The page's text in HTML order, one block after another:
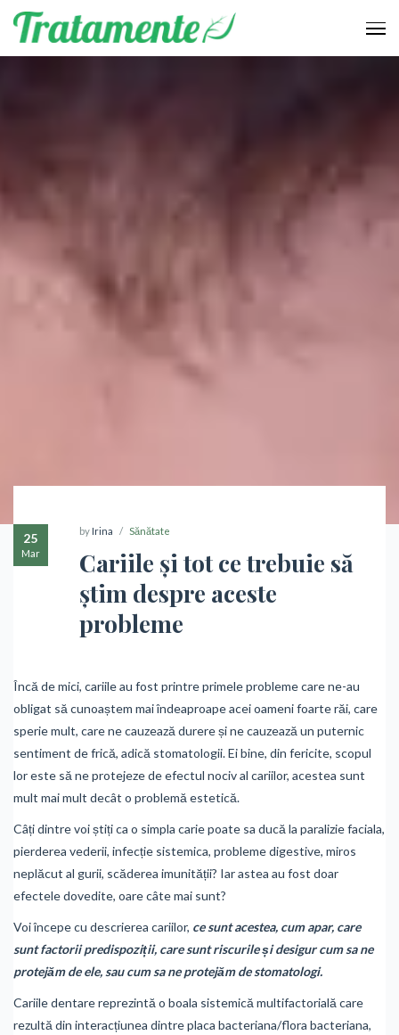
25
Mar
byIrina Sănătate
Cariile și tot ce trebuie să
știm despre aceste
probleme
Încă de mici, cariile au fost printre primele probleme care ne-au
obligat să cunoaștem mai îndeaproape acei oameni foarte răi, care
sperie mult, care ne cauzează durere și ne cauzează un puternic
sentiment de frică, adică stomatologii. Ei bine, din fericite, scopul
lor este să ne protejeze de efectul nociv al cariilor, acestea sunt
mult mai mult decât o problemă estetică.
Câți dintre voi știți ca o simpla carie poate sa ducă la paralizie faciala,
pierderea vederii, infecție sistemica, probleme digestive, miros
neplăcut al gurii, scăderea imunității? Iar astea au fost doar
efectele dovedite, oare câte mai sunt?
Voi începe cu descrierea cariilor, ce sunt acestea, cum apar, care
sunt factorii predispoziții, care sunt riscurile și desigur cum sa ne
protejăm de ele, sau cum sa ne protejăm de stomatologi.
Cariile dentare reprezintă o boala sistemică multifactorială care
rezultă din interacțiunea dintre placa bacteriana/flora bacteriana,